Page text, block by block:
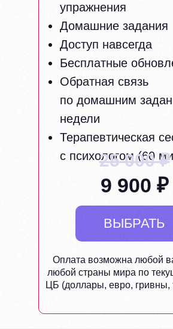
упражнения
Домашние задания
Доступ навсегда
Бесплатные
Обратная связь
по домашним
недели
Терапевтическая
с психологом (60
25 000 ₽
9 900 ₽
Оплата возможна любой
любой страны мира по
ЦБ (доллары, евро, гривны,
ВЫБРАТЬ